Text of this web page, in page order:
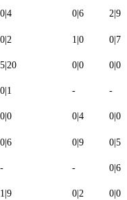
0|4 0|6 2|9
0|2 1|0 0|7
5|20 0|0 0|0
0|1 - -
0|0 0|4 0|0
0|6 0|9 0|5
- - 0|6
1|9 0|2 0|0